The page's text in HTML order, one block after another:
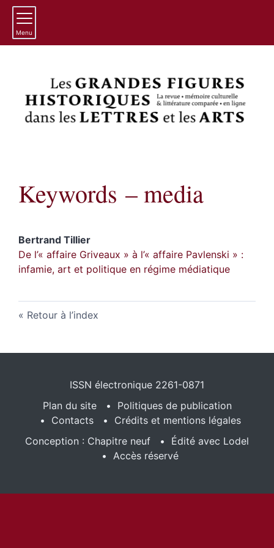
Menu
Keywords – media
Bertrand Tillier
De l’« affaire Griveaux » à l’« affaire Pavlenski » :
infamie, art et politique en régime médiatique
Retour à l’index
ISSN électronique 2261-0871
Plan du site
Politiques de publication
Contacts
Crédits et mentions légales
Conception : Chapitre neuf
Édité avec Lodel
Accès réservé